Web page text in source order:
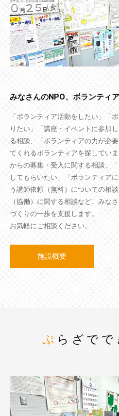
みなさんのNPO、ボランティ
「ボランティア活動をしたい」「
りたい」「講座・イベントに参加
る相談、「ボランティアの力が必
てくれるボランティアを探してい
からの募集・受入に関する相談、
してもらいたい」「ボランティア
う講師依頼（無料）についての相
（協働）に関する相談など、みな
づくりの一歩を支援します。
お気軽にご相談ください。
施設概要
ぷらざで